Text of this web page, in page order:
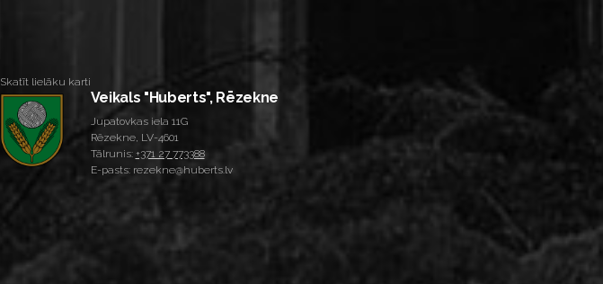
Skatīt lielāku karti
Veikals "Huberts", Rēzekne
Jupatovkas iela 11G
Rēzekne, LV-4601
Tālrunis: +371 27 773388
E-pasts: rezekne@huberts.lv